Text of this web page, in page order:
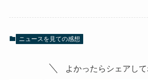
ニュースを見ての感想
よかったらシェアして